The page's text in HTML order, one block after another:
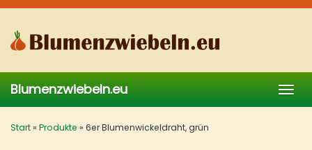
Skip
main
content
Blumenzwiebeln.eu
Start» Produkte » 6er Blumenwickeldraht, grün